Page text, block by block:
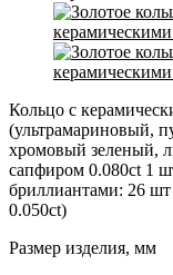
Кольцо с
(ультрамариновый,
хромовый зеленый,
сапфиром 0.080ct 1
бриллиантами: 26
0.050ct)
Размер изделия, мм